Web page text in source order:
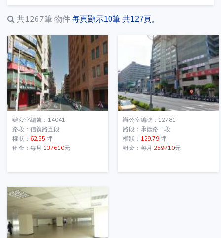
共1267筆 物件 每頁顯示10筆 共127頁。
辦公室編號：14041
路段：信義路五段
權狀： 62.55 坪
租金：每月 137610元
辦公室編號：12781
路段：承德路一段
權狀： 129.79坪
租金：每月 259710元